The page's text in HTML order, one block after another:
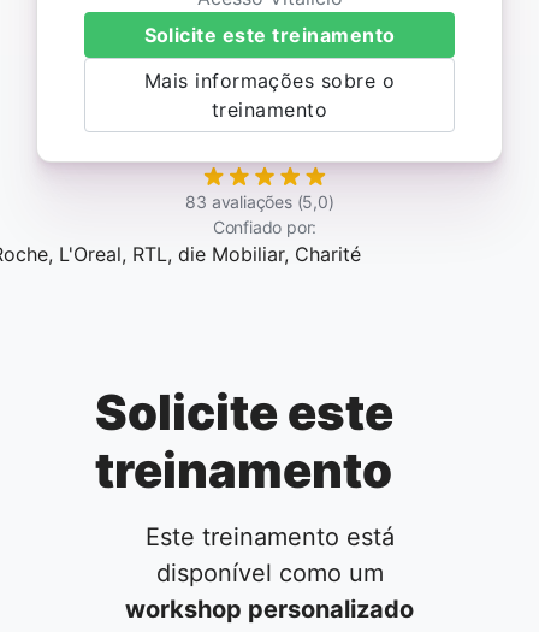
Solicite este treinamento
Mais informações sobre o
treinamento
83 avaliações (5,0)
Confiado por:
Solicite este
treinamento
Este treinamento está
disponível como um
workshop personalizado